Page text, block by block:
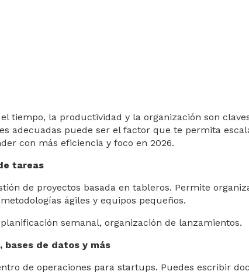
tiempo, la productividad y la organización son
adecuadas puede ser el factor que te permita
con más eficiencia y foco en 2026.
tareas
de proyectos basada en tableros. Permite
ágiles y equipos pequeños.
semanal, organización de lanzamientos.
bases de datos y más
de operaciones para startups. Puedes escribir